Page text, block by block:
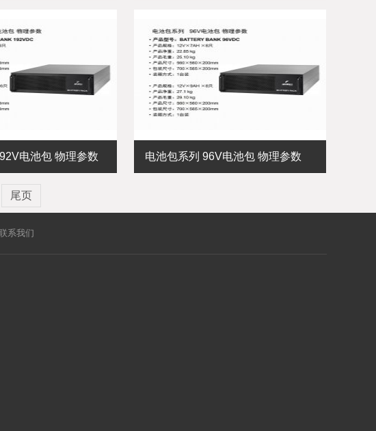
电池包 物理参数 电池包系列 96V电池包 物理参数
尾页
系我们